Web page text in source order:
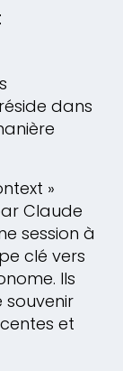
dans
»
Claude
session à
clé vers
Ils
et